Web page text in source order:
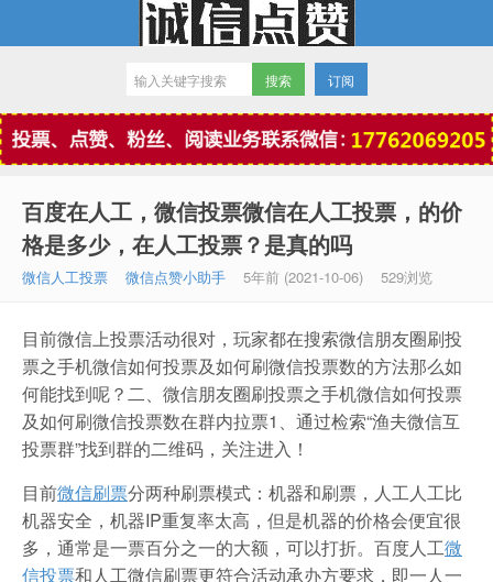
微信点赞
订阅
百度在人工，微信投票微信在人工投票，的价
格是多少，在人工投票？是真的吗
微信人工投票 微信点赞小助手 5年前 (2021-10-06) 529浏览
目前微信上投票活动很对，玩家都在搜索微信朋友圈刷投
票之手机微信如何投票及如何刷微信投票数的方法那么如
何能找到呢？二、微信朋友圈刷投票之手机微信如何投票
及如何刷微信投票数在群内拉票1、通过检索“渔夫微信互
投票群”找到群的二维码，关注进入！
目前微信刷票分两种刷票模式：机器和刷票，人工人工比
机器安全，机器IP重复率太高，但是机器的价格会便宜很
多，通常是一票百分之一的大额，可以打折。百度人工微
信投票和人工微信刷票更符合活动承办方要求，即一人一